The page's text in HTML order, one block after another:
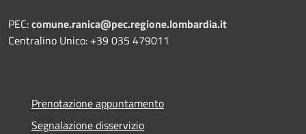
PEC:comune.ranica@pec.regione.lombardia.it
Centralino Unico: +39 035 479011
Prenotazione appuntamento
Segnalazione disservizio